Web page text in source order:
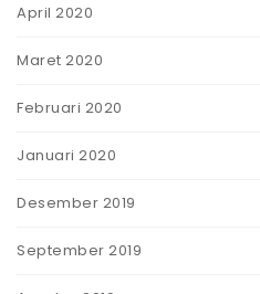
April 2020
Maret 2020
Februari 2020
Januari 2020
Desember 2019
September 2019